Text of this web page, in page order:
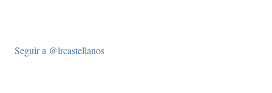
Seguir a @lrcastellanos